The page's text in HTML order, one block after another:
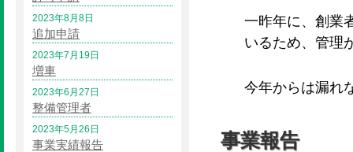
一昨年に、創業
いるため、管理
今年からは漏れ
事業報告
2023年8月8日
追加申請
2023年7月19日
増車
2023年6月27日
整備管理者
2023年5月26日
事業実績報告